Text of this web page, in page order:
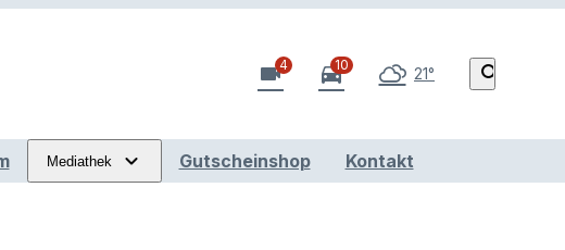
videocam4 directions_car
10 21° search
Mediathek Gutscheinshop Kontakt